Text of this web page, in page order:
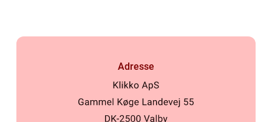
Adresse